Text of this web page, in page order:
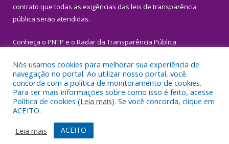
contrato que todas as exigências das leis de transparência
pública serão atendidas.
Conheça o PNTP e o Radar da Transparência Pública
Todos os direitos reservados a Prefeitura Municipal de Igarapé-
Miri.
Mapa do Site
Acessar Área Administrativa
Acessar Webmail
Nós usamos cookies para melhorar sua experiência de
navegação no portal. Ao utilizar nosso portal, você
concorda com a política de monitoramento de cookies.
Para ter mais informações sobre como isso é feito, acesse
Política de cookies (Leia mais). Se você concorda, clique em
ACEITO.
Leia mais
ACEITO